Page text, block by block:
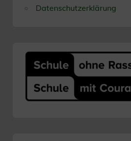
Datenschutzerklärung